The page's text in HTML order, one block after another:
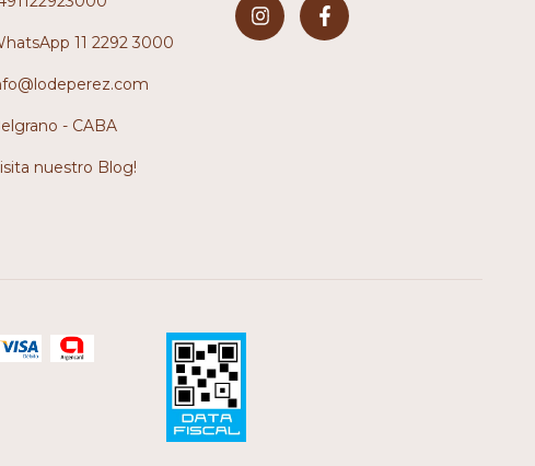
11 2292 3000
- CABA
nuestro Blog!